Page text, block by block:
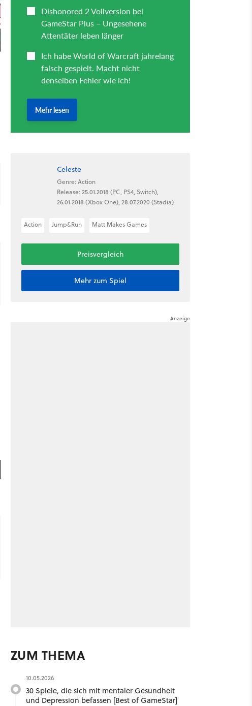
Celeste
Genre: Action
Release: 25.01.2018 (PC, PS4, Switch),
26.01.2018 (Xbox One), 28.07.2020 (Stadia)
Action Jump&Run Matt Makes Games
Preisvergleich
Mehr zum Spiel
ZUM THEMA
10.05.2026
30 Spiele, die sich mit mentaler Gesundheit
und Depression befassen [Best of GameStar]